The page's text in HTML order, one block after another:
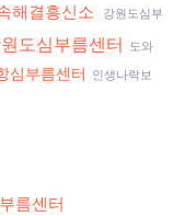
해결흥신소 강원도심부
도심부름센터
도와
심부름센터 인생나락보
름센터